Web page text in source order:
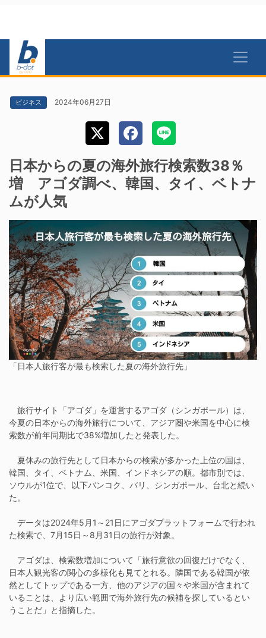
ビジネス 2024年06月27日
日本からの夏の海外旅行検索数38％
増 アゴダ調べ、韓国、タイ、ベトナ
ムが人気
「日本人旅行客が最も検索した夏の海外旅行先」
旅行サイト「アゴダ」を運営するアゴダ（シンガポール）は、
今夏の日本からの海外旅行について、アジア圏や米国を中心に検
索数が前年同期比で38%増加したと発表した。
夏休みの旅行先として日本からの検索が多かった上位の国は、
韓国、タイ、ベトナム、米国、インドネシアの順。都市別では、
ソウルが1位で、以下バンコク、バリ、シンガポール、台北と続い
た。
データは2024年5月1～21日にアゴダプラットフォームで行われ
た検索で、7月15日～8月31日の旅行が対象。
アゴダは、検索数増加について「旅行意欲の回復だけでなく、
日本人観光客の関心の多様化も見てとれる。隣国である韓国が依
然としてトップである一方、他のアジアの国々や米国が含まれて
いることは、より広い範囲で海外旅行先の候補を探しているとい
うことだ」と指摘した。